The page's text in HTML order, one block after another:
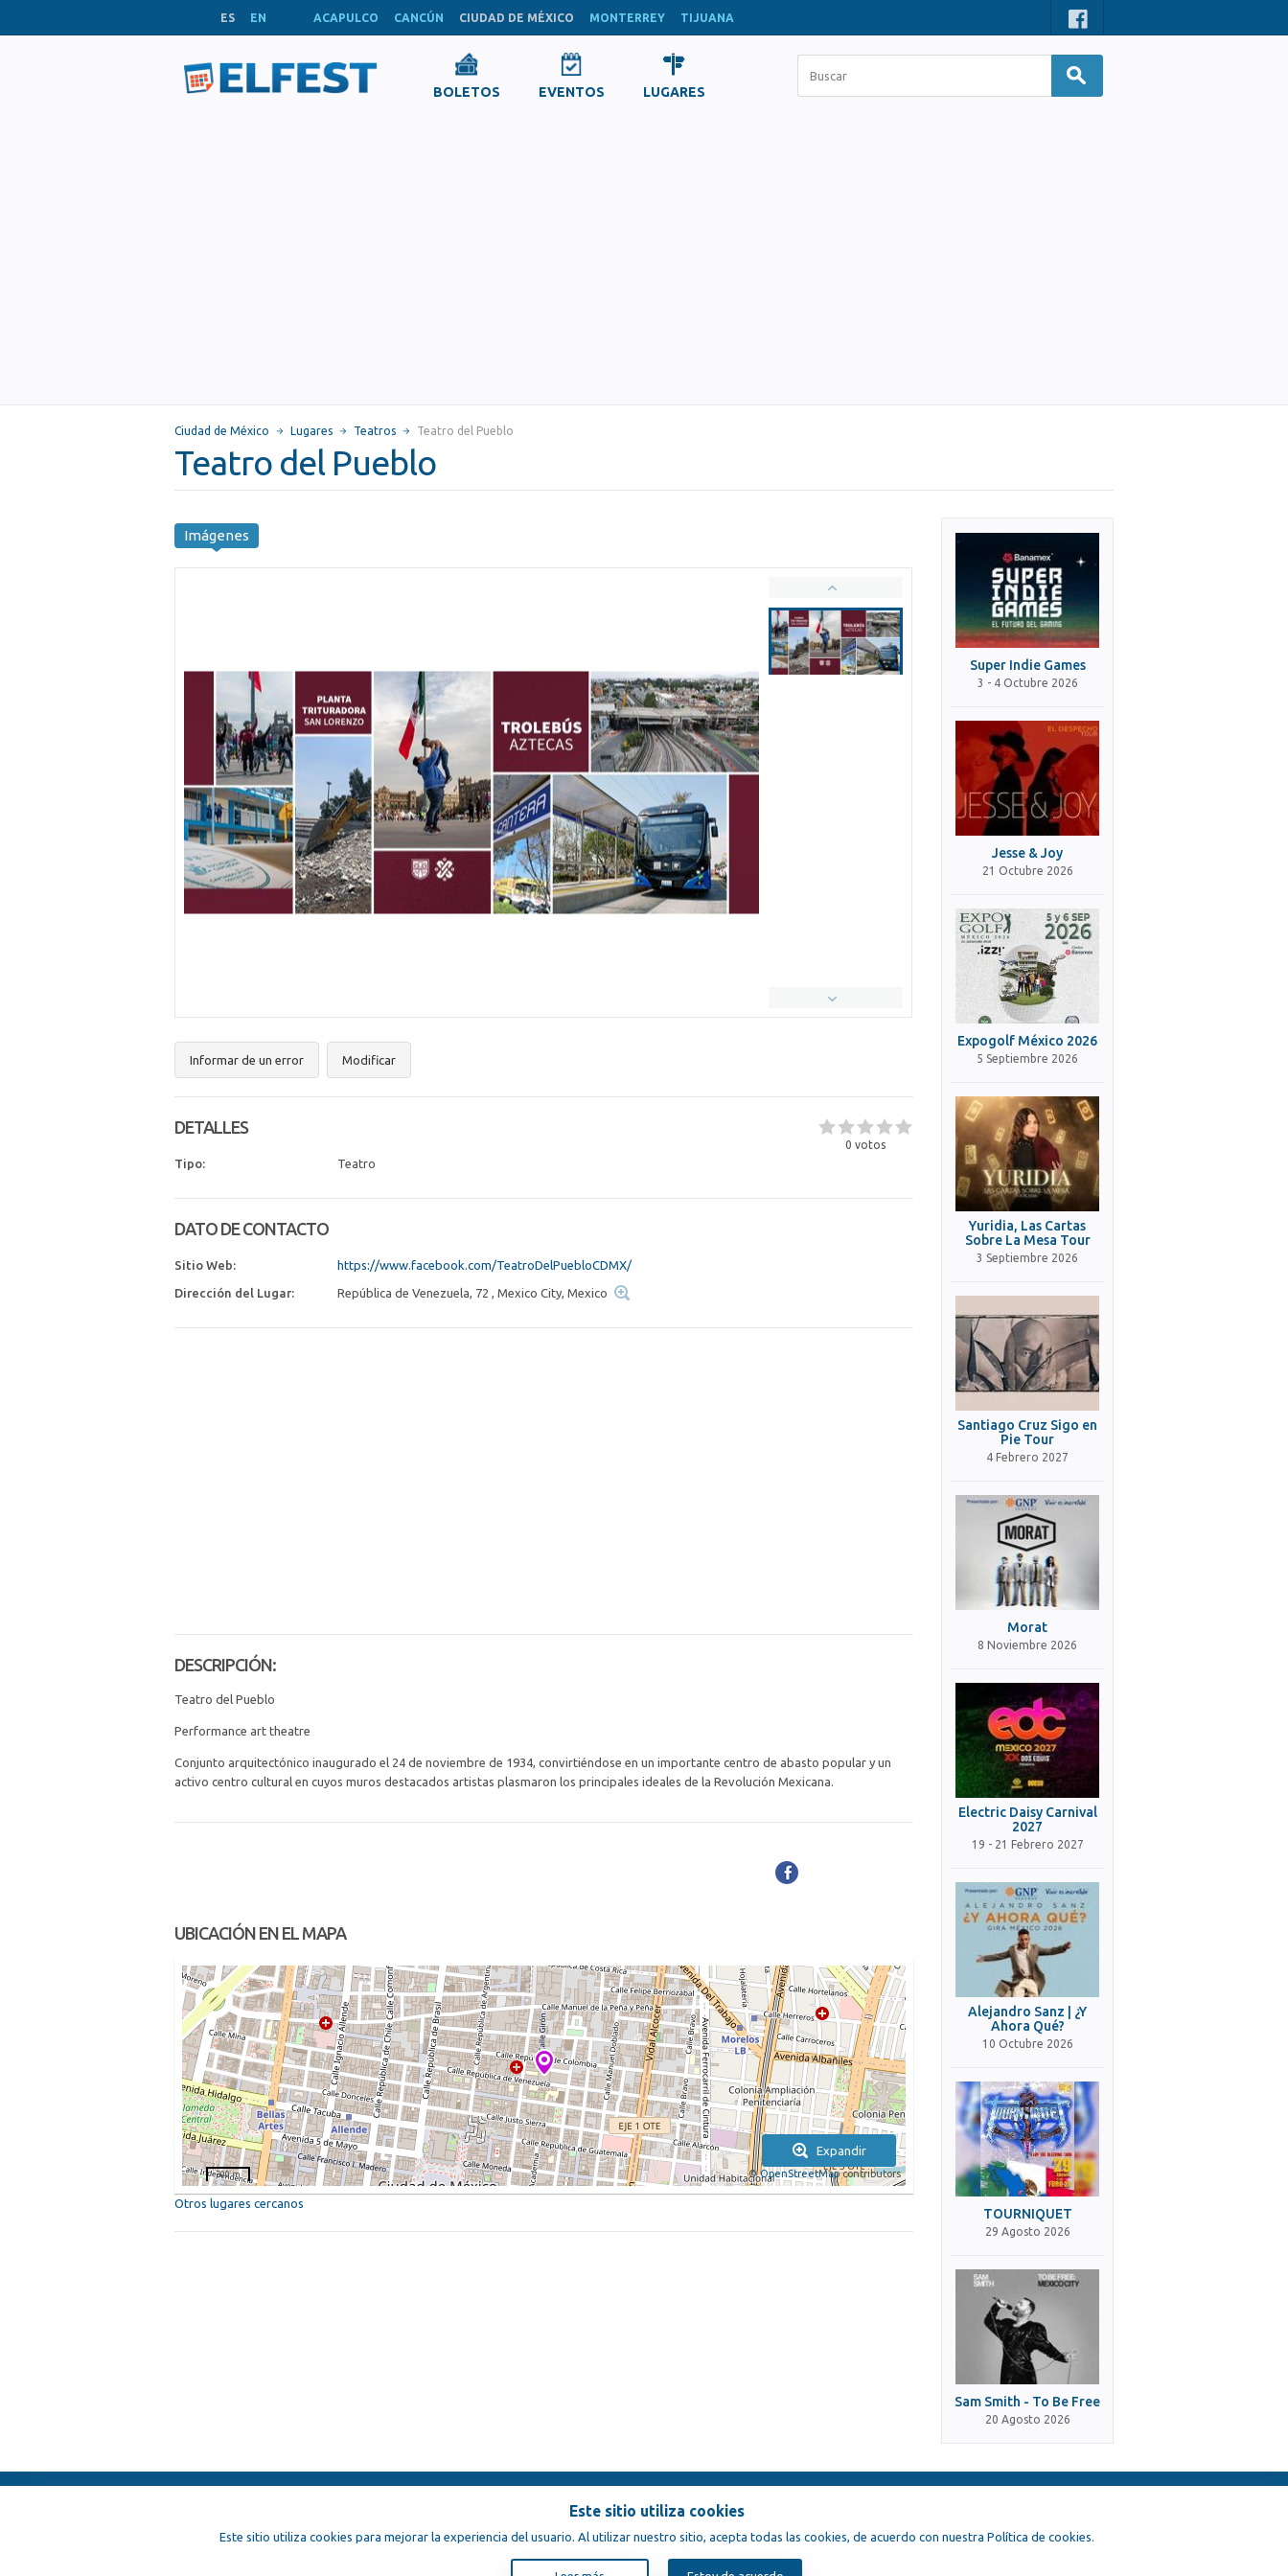
ES EN ACAPULCO CANCÚN CIUDAD DE MÉXICO MONTERREY TIJUANA
BOLETOS EVENTOS LUGARES
Ciudad de México Lugares Teatros Teatro del Pueblo
Teatro del Pueblo
Imágenes
Informar de un error Modificar
0 votos
DETALLES
Tipo: Teatro
DATO DE CONTACTO
Sitio Web: https://www.facebook.com/TeatroDelPuebloCDMX/
Dirección del Lugar: República de Venezuela, 72 , Mexico City, Mexico
DESCRIPCIÓN:
Teatro del Pueblo
Performance art theatre
Conjunto arquitectónico inaugurado el 24 de noviembre de 1934, convirtiéndose en un importante centro de abasto popular y un
activo centro cultural en cuyos muros destacados artistas plasmaron los principales ideales de la Revolución Mexicana.
UBICACIÓN EN EL MAPA
Expandir
©OpenStreetMapcontributors
200 m
Otros lugares cercanos
Super Indie Games
3 - 4 Octubre 2026
Jesse & Joy
21 Octubre 2026
Expogolf México 2026
5 Septiembre 2026
Yuridia, Las Cartas
Sobre La Mesa Tour
3 Septiembre 2026
Santiago Cruz Sigo en
Pie Tour
4 Febrero 2027
Morat
8 Noviembre 2026
Electric Daisy Carnival
2027
19 - 21 Febrero 2027
Alejandro Sanz | ¿Y
Ahora Qué?
10 Octubre 2026
TOURNIQUET
29 Agosto 2026
Sam Smith - To Be Free
20 Agosto 2026
Este sitio utiliza cookies
Este sitio utiliza cookies para mejorar la experiencia del usuario. Al utilizar nuestro sitio, acepta todas las cookies, de acuerdo con nuestra Política de cookies.